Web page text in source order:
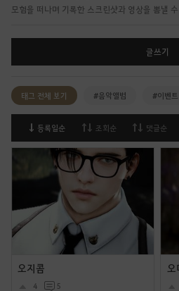
모험을 떠나며 기록한 스크린샷과 영상을 뽐낼
글쓰기
태그 전체 보기 #음악앨범 #이벤트
등록일순 조회순 댓글순
오지콤
4 5